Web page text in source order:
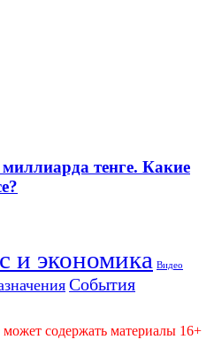
тенге. Какие
и экономика Видео
События
содержать материалы 16+